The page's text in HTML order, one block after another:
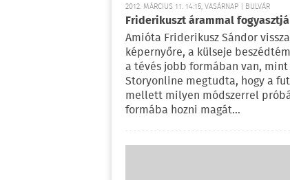
2012. MÁRCIUS 11. 14:15, VASÁRNAP | BULVÁR
Friderikuszt árammal
Amióta Friderikusz Sándor
képernyőre, a külseje
a tévés jobb formában van, mint
Storyonline megtudta, hogy a
mellett milyen módszerrel
formába hozni magát...